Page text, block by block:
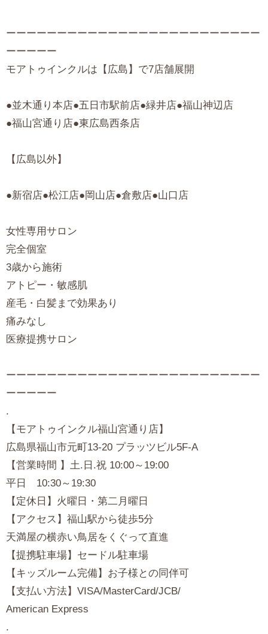
ーーーーーーーーーーーーーーーーーーーーーーーーー
ーーーーー
モアトゥインクルは【広島】で7店舗展開
●並木通り本店●五日市駅前店●緑井店●福山神辺店
●福山宮通り店●東広島西条店
【広島以外】
●新宿店●松江店●岡山店●倉敷店●山口店
女性専用サロン
完全個室
3歳から施術
アトピー・敏感肌
産毛・白髪まで効果あり
痛みなし
医療提携サロン
ーーーーーーーーーーーーーーーーーーーーーーーーー
ーーーーー
.
【モアトゥインクル福山宮通り店】
広島県福山市元町13-20 プラッツビル5F-A
【営業時間 】土.日.祝 10:00～19:00
平日 10:30～19:30
【定休日】火曜日・第二月曜日
【アクセス】福山駅から徒歩5分
天満屋の横赤い鳥居をくぐって直進
【提携駐車場】セードル駐車場
【キッズルーム完備】お子様との同伴可
【支払い方法】VISA/MasterCard/JCB/
American Express
.